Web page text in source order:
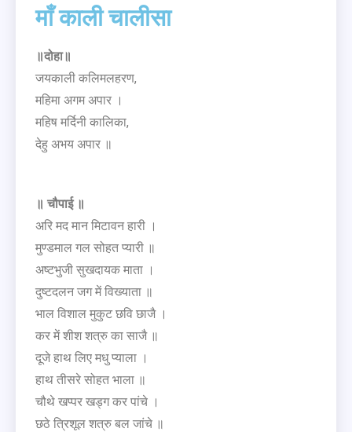
माँ काली चालीसा
॥दोहा॥
जयकाली कलिमलहरण,
महिमा अगम अपार ।
महिष मर्दिनी कालिका,
देहु अभय अपार ॥
॥ चौपाई ॥
अरि मद मान मिटावन हारी ।
मुण्डमाल गल सोहत प्यारी ॥
अष्टभुजी सुखदायक माता ।
दुष्टदलन जग में विख्याता ॥
भाल विशाल मुकुट छवि छाजै ।
कर में शीश शत्रु का साजै ॥
दूजे हाथ लिए मधु प्याला ।
हाथ तीसरे सोहत भाला ॥
चौथे खप्पर खड्ग कर पांचे ।
छठे त्रिशूल शत्रु बल जांचे ॥